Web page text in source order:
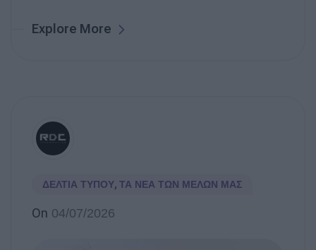
Explore More
ΔΕΛΤΊΑ ΤΎΠΟΥ, ΤΑ ΝΈΑ ΤΩΝ ΜΕΛΏΝ ΜΑΣ
On 04/07/2026